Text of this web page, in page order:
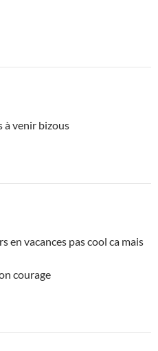
à venir bizous
en vacances pas cool ca mais
courage